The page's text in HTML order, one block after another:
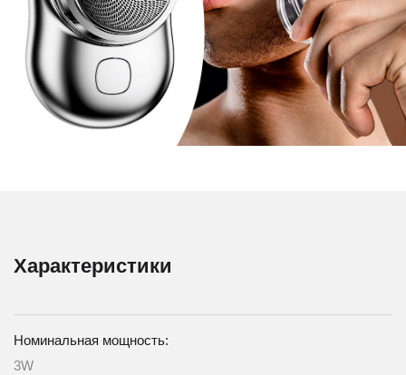
Характеристики
Номинальная мощность:
3W